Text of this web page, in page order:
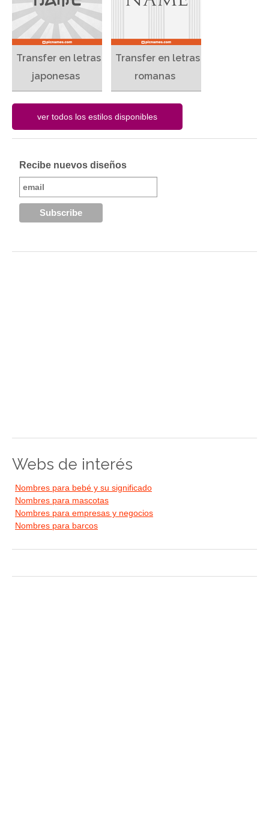
Transfer en letras
japonesas
Transfer en letras
romanas
Recibe nuevos diseños
Webs de interés
Nombres para bebé y su significado
Nombres para mascotas
Nombres para empresas y negocios
Nombres para barcos